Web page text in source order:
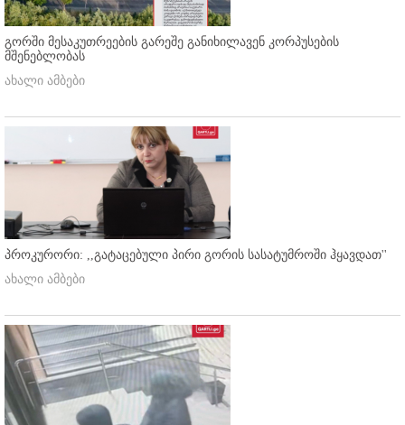
გორში მესაკუთრეების გარეშე განიხილავენ კორპუსების
მშენებლობას
ახალი ამბები
პროკურორი: ,,გატაცებული პირი გორის სასატუმროში ჰყავდათ''
ახალი ამბები